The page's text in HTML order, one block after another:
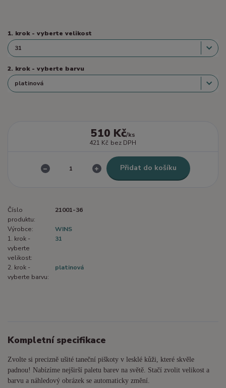
1. krok - vyberte velikost
2. krok - vyberte barvu
510 Kč/ks
421 Kč bez DPH
Přidat do košíku
Číslo
produktu:
21001-36
Výrobce:
WINS
1. krok -
vyberte
velikost:
31
2. krok -
vyberte barvu:
platinová
Kompletní specifikace
Zvolte si precizně ušité taneční piškoty v lesklé kůži, které skvěle
padnou! Nabízíme nejširší paletu barev na světě. Stačí zvolit velikost a
barvu a náhledový obrázek se automaticky změní.